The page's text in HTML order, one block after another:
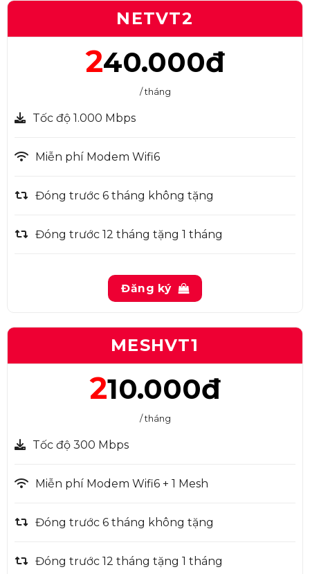
NETVT2
240.000đ
/ tháng
Tốc độ 1.000 Mbps
Miễn phí Modem Wifi6
Đóng trước 6 tháng không tặng
Đóng trước 12 tháng tặng 1 tháng
Đăng ký
MESHVT1
210.000đ
/ tháng
Tốc độ 300 Mbps
Miễn phí Modem Wifi6 + 1 Mesh
Đóng trước 6 tháng không tặng
Đóng trước 12 tháng tặng 1 tháng